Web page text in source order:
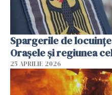
Spargerile de
Orașele și regiunea
25 APRILIE 2026